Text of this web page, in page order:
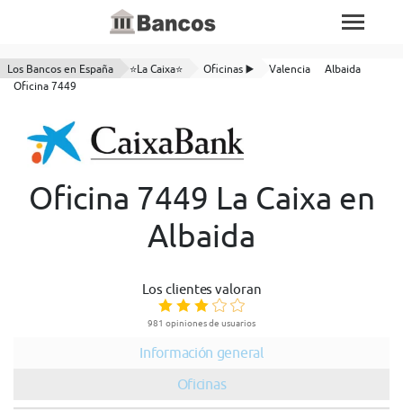
Los Bancos en España ⭐La Caixa⭐ Oficinas ▶️ Valencia
Albaida
Oficina 7449
Oficina 7449 La Caixa en
Albaida
Los clientes valoran
981 opiniones de usuarios
Información general
Oficinas